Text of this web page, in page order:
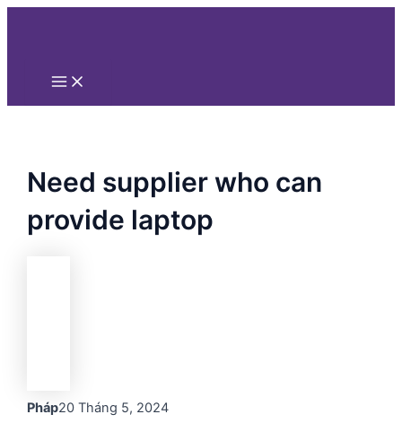
Nhảy
Main
Need supplier who can
provide laptop
Pháp20 Tháng 5, 2024